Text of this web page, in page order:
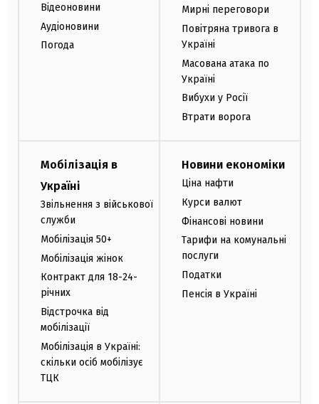
Відеоновини
Аудіоновини
Погода
Мирні переговори
Повітряна тривога в
Україні
Масована атака по
Україні
Вибухи у Росії
Втрати ворога
Мобілізація в
Україні
Звільнення з військової
служби
Мобілізація 50+
Мобілізація жінок
Контракт для 18-24-
річних
Відстрочка від
мобілізації
Мобілізація в Україні:
скільки осіб мобілізує
ТЦК
Новини економіки
Ціна нафти
Курси валют
Фінансові новини
Тарифи на комунальні
послуги
Податки
Пенсія в Україні